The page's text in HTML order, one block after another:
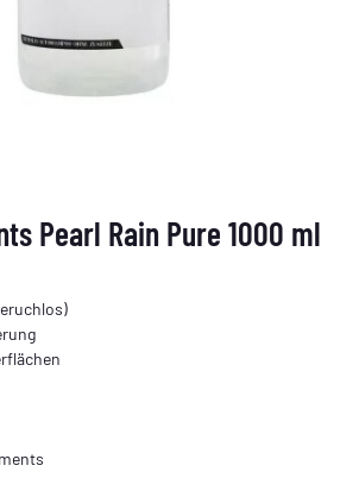
Pearl Rain Pure 1000 ml